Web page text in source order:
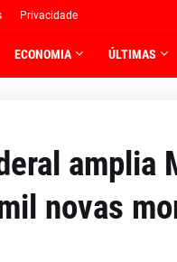
Privacidade
ECONOMIA ÚLTIMAS
amplia
novas